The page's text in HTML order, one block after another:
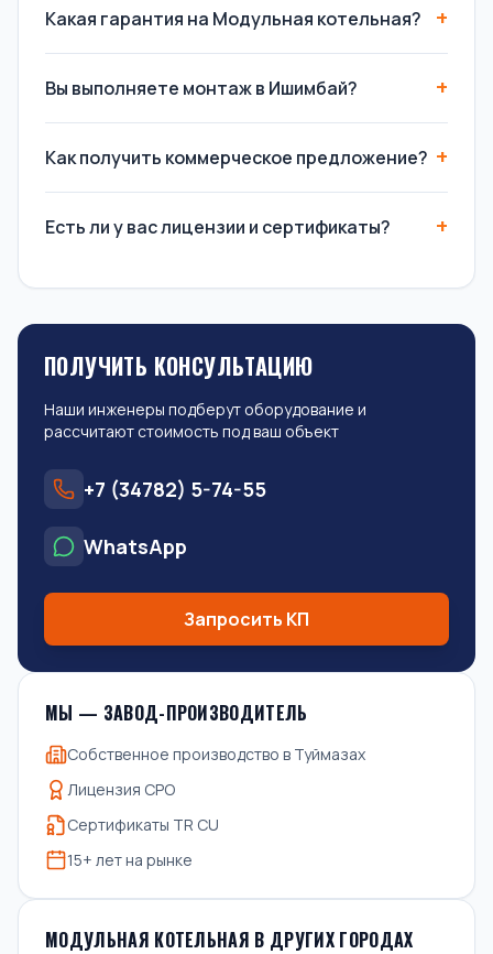
Какая гарантия на Модульная котельная?
Вы выполняете монтаж в Ишимбай?
Как получить коммерческое предложение?
Есть ли у вас лицензии и сертификаты?
ПОЛУЧИТЬ КОНСУЛЬТАЦИЮ
Наши инженеры подберут оборудование и
рассчитают стоимость под ваш объект
+7 (34782) 5-74-55
WhatsApp
Запросить КП
МЫ — ЗАВОД-ПРОИЗВОДИТЕЛЬ
Собственное производство в Туймазах
Лицензия СРО
Сертификаты TR CU
15+ лет на рынке
МОДУЛЬНАЯ КОТЕЛЬНАЯ В ДРУГИХ ГОРОДАХ